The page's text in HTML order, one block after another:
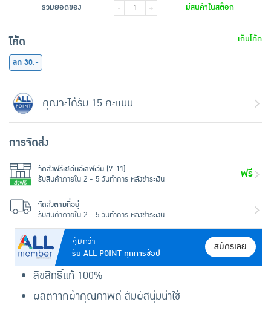
คุ้มกว่า
รับ ALL POINT ทุกการช้อป
สมัครเลย
ลิขสิทธิ์แท้ 100%
ผลิตจากผ้าคุณภาพดี สัมผัสนุ่มน่าใช้
รวมยอดของ - + มีสินค้าในสต๊อก
โค้ด
เก็บโค้ด
ลด 30.-
คุณจะได้รับ 15 คะแนน
การจัดส่ง
จัดส่งฟรีเซเว่นอีเลฟเว่น (7-11)
รับสินค้าภายใน 2 - 5 วันทำการ หลังชำระเงิน
ฟรี
จัดส่งตามที่อยู่
รับสินค้าภายใน 2 - 5 วันทำการ หลังชำระเงิน